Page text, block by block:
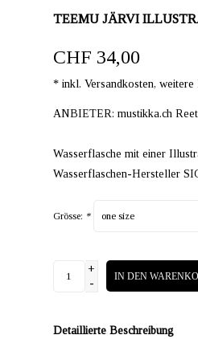
TEEMU JÄRVI
CHF 34,00
* inkl. Versandkosten,
ANBIETER: mustikka.ch
Wasserflasche mit einer
Wasserflaschen-Hersteller
Grösse: *
+
-
IN DEN
Detaillierte Beschreibung